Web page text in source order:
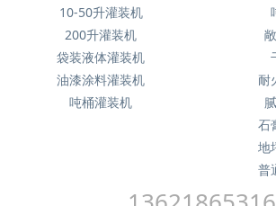
10-50升灌装机
200升灌装机
袋装液体灌装机
油漆涂料灌装机
吨桶灌装机
耐
石
地
普